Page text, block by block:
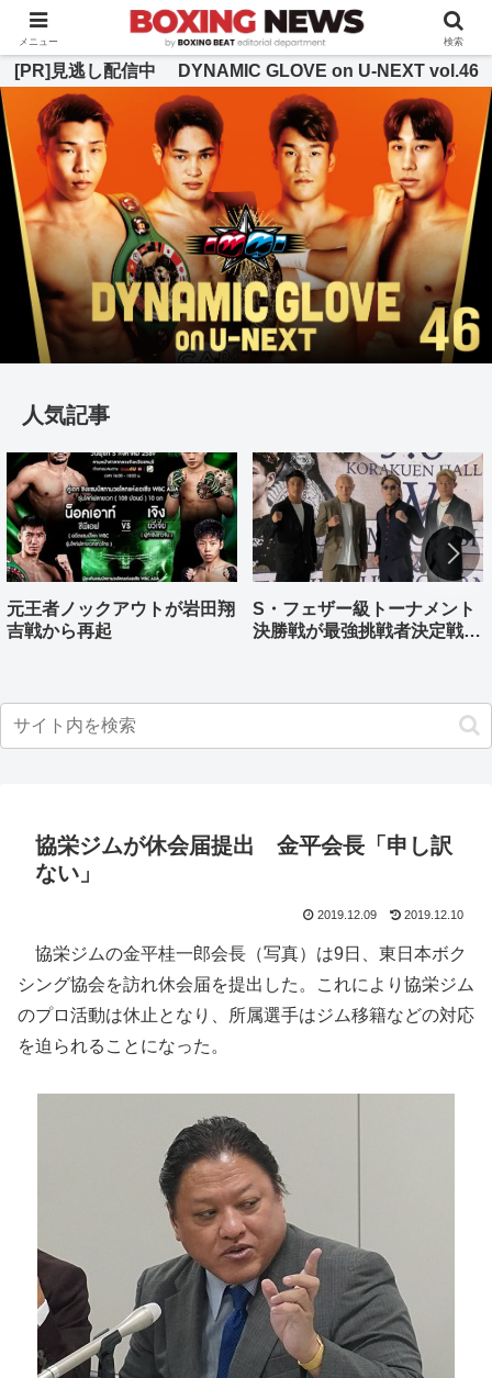
BOXING BEAT [ボクシング・ビート] 公式サイト
[PR]見逃し配信中 DYNAMIC GLOVE on U-NEXT vol.46
人気記事
元王者ノックアウトが岩田翔
吉戦から再起
S・フェザー級トーナメント
決勝戦が最強挑戦者決定戦兼
協栄ジムが休会届提出 金平会長「申し訳
ない」
2019.12.09 2019.12.10
協栄ジムの金平桂一郎会長（写真）は9日、東日本ボク
シング協会を訪れ休会届を提出した。これにより協栄ジム
のプロ活動は休止となり、所属選手はジム移籍などの対応
を迫られることになった。
メニュー 検索